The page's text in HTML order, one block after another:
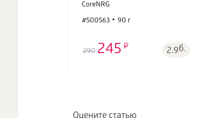
CoreNRG
#500563
90 г
290 245 2.9б.